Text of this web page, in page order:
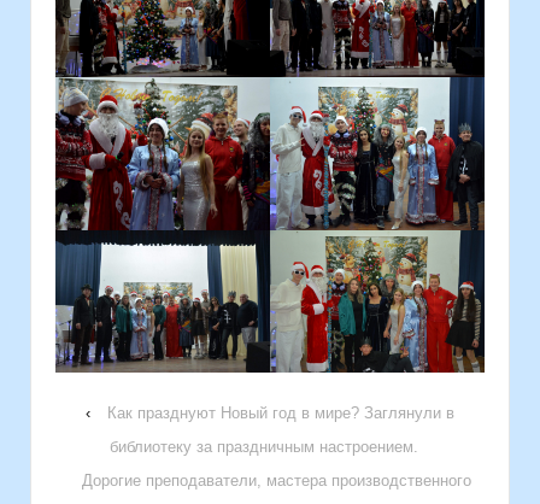
‹
Как празднуют Новый год в мире? Заглянули в
библиотеку за праздничным настроением.
Дорогие преподаватели, мастера производственного